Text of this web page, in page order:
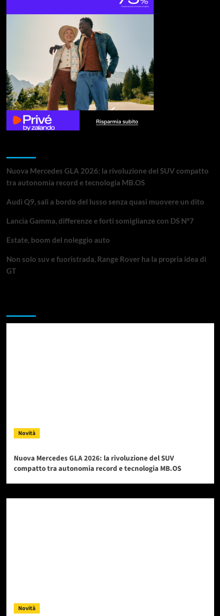
Nuova Mercedes GLA 2026: la rivoluzione del SUV compatto
tra autonomia record e tecnologia MB.OS
Audi Q9, sali a bordo del lusso senza quasi muovere un dito
Lancia Gamma, differenze e forti somiglianze con DS N°7
Estate, boom del noleggio auto
Non solo suv e fuoristrada, Range Rover ha la propria idea di
GT
Novità
Nuova Mercedes GLA 2026: la rivoluzione del SUV
compatto tra autonomia record e tecnologia MB.OS
Novità